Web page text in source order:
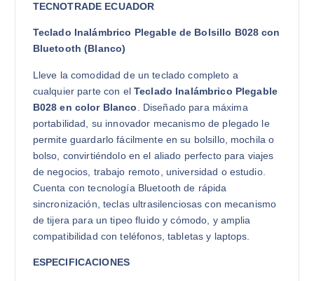
TECNOTRADE ECUADOR
Teclado Inalámbrico Plegable de Bolsillo B028 con
Bluetooth (Blanco)
Lleve la comodidad de un teclado completo a
cualquier parte con el Teclado Inalámbrico Plegable
B028 en color Blanco . Diseñado para máxima
portabilidad, su innovador mecanismo de plegado le
permite guardarlo fácilmente en su bolsillo, mochila o
bolso, convirtiéndolo en el aliado perfecto para viajes
de negocios, trabajo remoto, universidad o estudio.
Cuenta con tecnología Bluetooth de rápida
sincronización, teclas ultrasilenciosas con mecanismo
de tijera para un tipeo fluido y cómodo, y amplia
compatibilidad con teléfonos, tabletas y laptops.
ESPECIFICACIONES